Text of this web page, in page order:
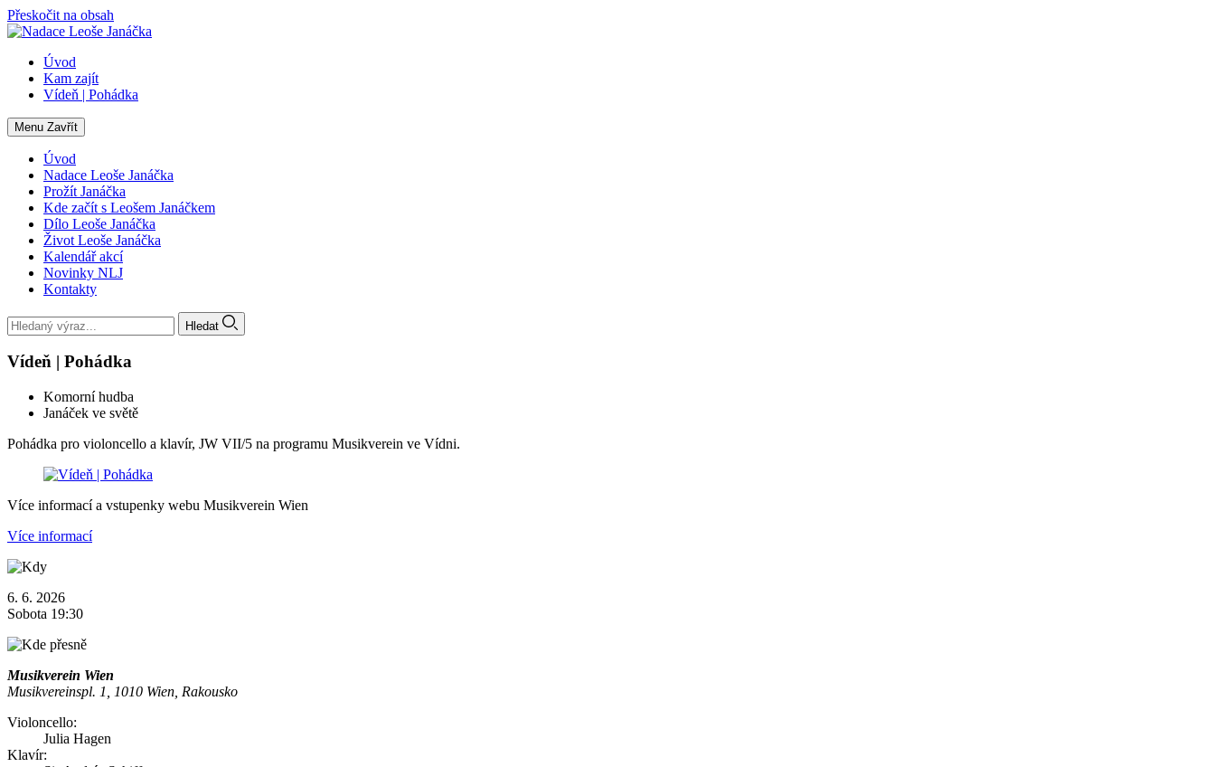
Přeskočit na obsah
Úvod
Kam zajít
Vídeň | Pohádka
Menu Zavřít
Úvod
Nadace Leoše Janáčka
Prožít Janáčka
Kde začít s Leošem Janáčkem
Dílo Leoše Janáčka
Život Leoše Janáčka
Kalendář akcí
Novinky NLJ
Kontakty
Hledat
Vídeň | Pohádka
Komorní hudba
Janáček ve světě
Pohádka pro violoncello a klavír, JW VII/5 na programu Musikverein ve Vídni.
Více informací a vstupenky webu Musikverein Wien
Více informací
6. 6. 2026
Sobota 19:30
Musikverein Wien
Musikvereinspl. 1, 1010 Wien, Rakousko
Violoncello:
Julia Hagen
Klavír: